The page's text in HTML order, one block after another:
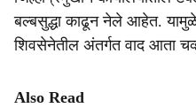
बल्बसुद्धा काढून नेले आहेत.
शिवसेनेतील अंतर्गत वाद आता
Also Read